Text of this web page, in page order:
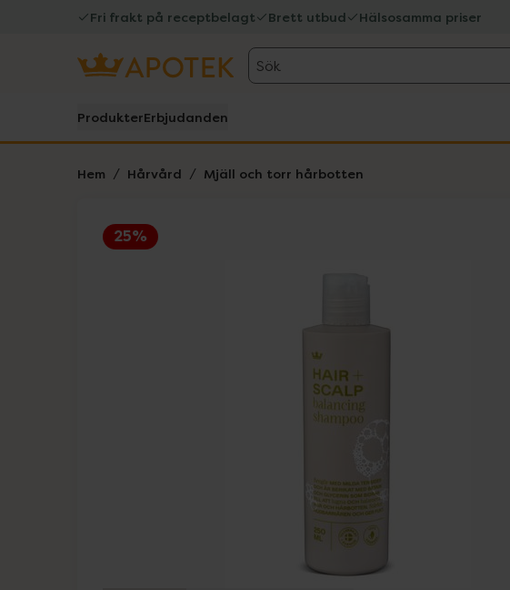
Fri frakt på receptbelagt Brett utbud Hälsosamma priser
Sök
ProdukterErbjudanden
Hem Hårvård Mjäll och torr hårbotten
25%